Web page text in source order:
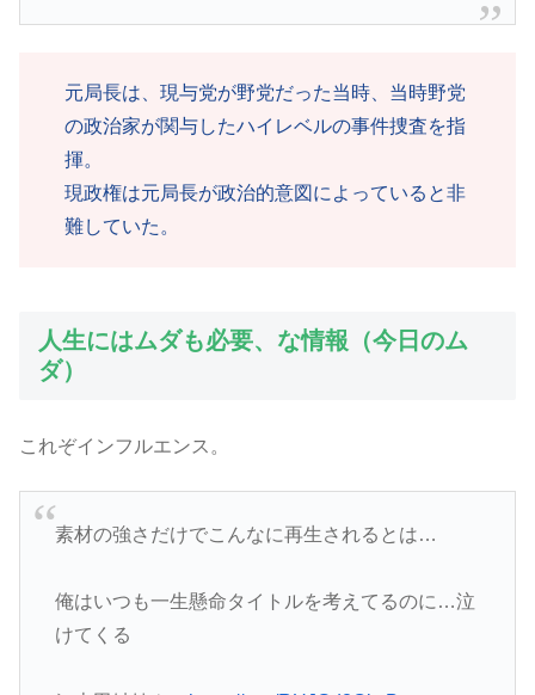
元局長は、現与党が野党だった当時、当時野党
の政治家が関与したハイレベルの事件捜査を指
揮。
現政権は元局長が政治的意図によっていると非
難していた。
人生にはムダも必要、な情報（今日のム
ダ）
これぞインフルエンス。
素材の強さだけでこんなに再生されるとは…
俺はいつも一生懸命タイトルを考えてるのに…泣
けてくる